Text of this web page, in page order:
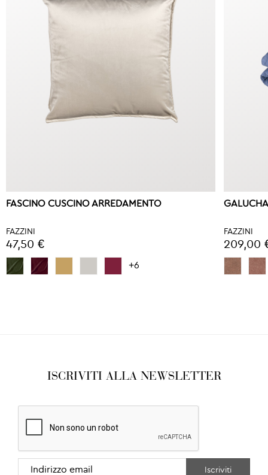
FASCINO CUSCINO ARREDAMENTO
FAZZINI
47,50 €
+6
FAZZINI
209,00
ISCRIVITI ALLA NEWSLETTER